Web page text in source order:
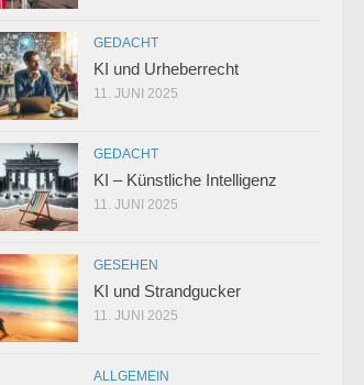
GEDACHT
KI und Urheberrecht
11. JUNI 2025
GEDACHT
KI – Künstliche Intelligenz
11. JUNI 2025
GESEHEN
KI und Strandgucker
11. JUNI 2025
ALLGEMEIN